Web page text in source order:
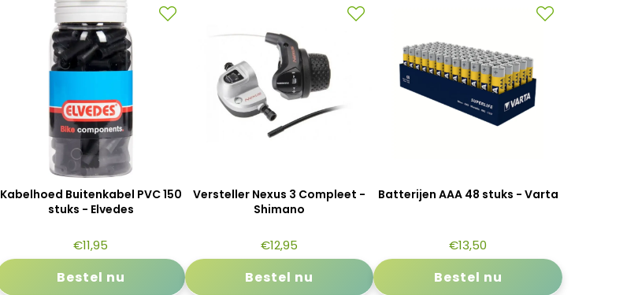
Kabelhoed Buitenkabel PVC 150
stuks - Elvedes
€11,95
Bestel nu
Versteller Nexus 3 Compleet -
Shimano
€12,95
Bestel nu
Batterijen AAA 48 stuks - Varta
€13,50
Bestel nu